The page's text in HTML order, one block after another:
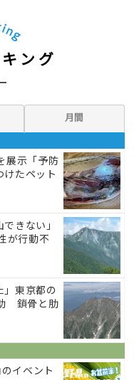
ング
月間
展示「予防
たペット
きない」
が行動不
」東京都の
鎖骨と肋
イベント